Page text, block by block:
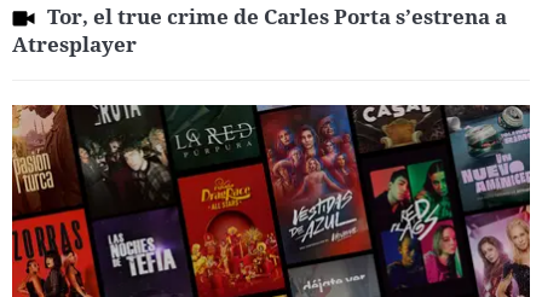
Tor, el true crime de Carles Porta s’estrena a
Atresplayer